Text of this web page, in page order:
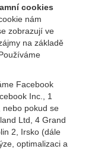
cookies
nám
zobrazují ve
na základě
Facebook
Inc., 1
nebo pokud se
Ltd, 4 Grand
2, Irsko (dále
optimalizaci a